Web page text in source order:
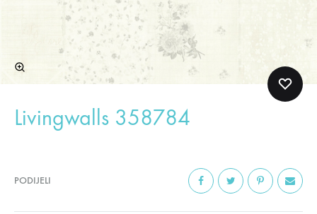
Livingwalls 358784
PODIJELI